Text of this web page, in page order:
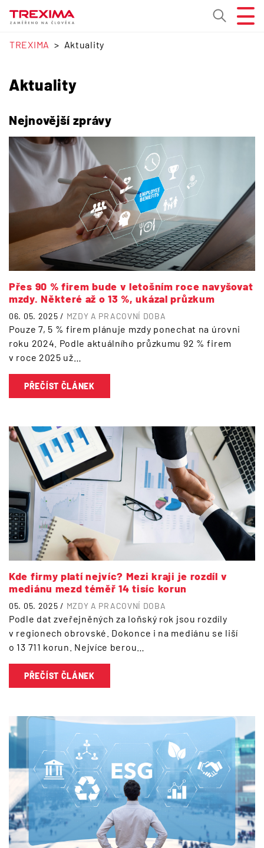
TREXIMA Aktuality
Aktuality
Nejnovější zprávy
Přes 90 % firem bude v letošním roce navyšovat
mzdy. Některé až o 13 %, ukázal průzkum
06. 05. 2025 / MZDY A PRACOVNÍ DOBA
Pouze 7, 5 % firem plánuje mzdy ponechat na úrovni
roku 2024. Podle aktuálního průzkumu 92 % firem
v roce 2025 už…
PŘEČÍST ČLÁNEK
Kde firmy platí nejvíc? Mezi kraji je rozdíl v
mediánu mezd téměř 14 tisíc korun
05. 05. 2025 / MZDY A PRACOVNÍ DOBA
Podle dat zveřejněných za loňský rok jsou rozdíly
v regionech obrovské. Dokonce i na mediánu se liší
o 13 711 korun. Nejvíce berou…
PŘEČÍST ČLÁNEK